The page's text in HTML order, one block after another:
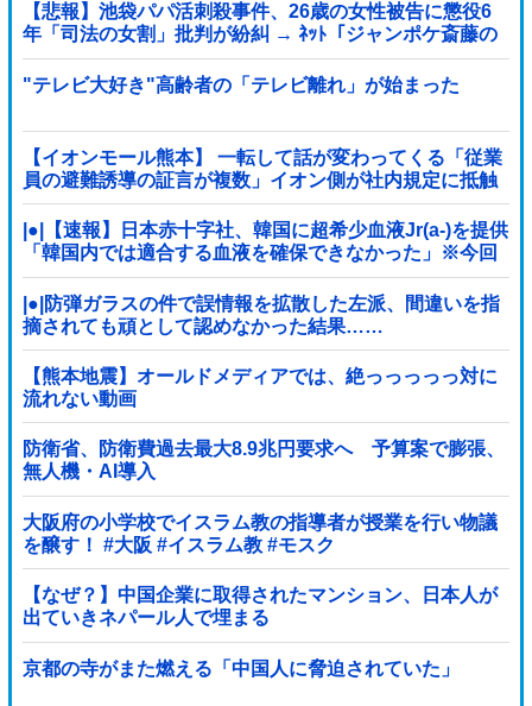
【悲報】池袋パパ活刺殺事件、26歳の女性被告に懲役6
年「司法の女割」批判が紛糾 → ﾈｯﾄ「ジャンポケ斎藤の
罪より軽くて草」ｗｗｗｗｗｗｗｗｗｗｗｗｗｗｗｗ
"テレビ大好き"高齢者の「テレビ離れ」が始まった
【イオンモール熊本】 一転して話が変わってくる「従業
員の避難誘導の証言が複数」イオン側が社内規定に抵触
していた疑い
|●|【速報】日本赤十字社、韓国に超希少血液Jr(a-)を提供
「韓国内では適合する血液を確保できなかった」※今回
で4回目
|●|防弾ガラスの件で誤情報を拡散した左派、間違いを指
摘されても頑として認めなかった結果……
【熊本地震】オールドメディアでは、絶っっっっっ対に
流れない動画
防衛省、防衛費過去最大8.9兆円要求へ 予算案で膨張、
無人機・AI導入
大阪府の小学校でイスラム教の指導者が授業を行い物議
を醸す！ #大阪 #イスラム教 #モスク
【なぜ？】中国企業に取得されたマンション、日本人が
出ていきネパール人で埋まる
京都の寺がまた燃える「中国人に脅迫されていた」